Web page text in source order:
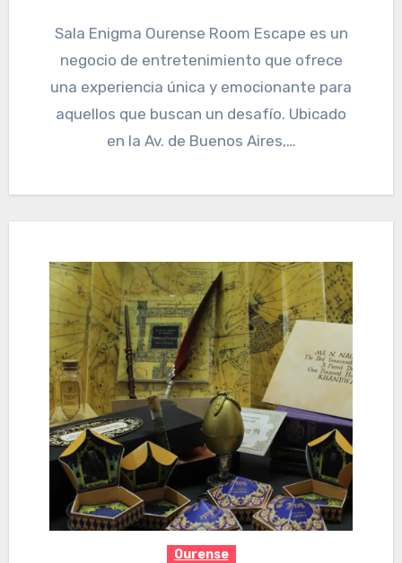
Sala Enigma Ourense Room Escape es un
negocio de entretenimiento que ofrece
una experiencia única y emocionante para
aquellos que buscan un desafío. Ubicado
en la Av. de Buenos Aires,…
Ourense